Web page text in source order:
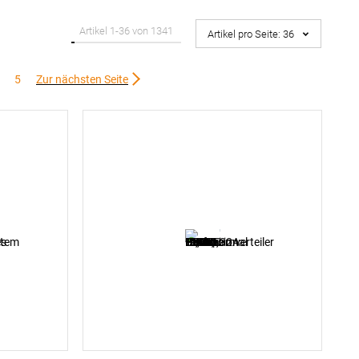
Artikel 1-36 von 1341 Artikel pro Seite: 36
Seite
5 Seite
Zur nächsten Seite